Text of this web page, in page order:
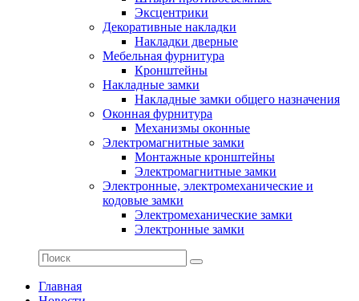
Эксцентрики
Декоративные накладки
Накладки дверные
Мебельная фурнитура
Кронштейны
Накладные замки
Накладные замки общего назначения
Оконная фурнитура
Механизмы оконные
Электромагнитные замки
Монтажные кронштейны
Электромагнитные замки
Электронные, электромеханические и
кодовые замки
Электромеханические замки
Электронные замки
Главная